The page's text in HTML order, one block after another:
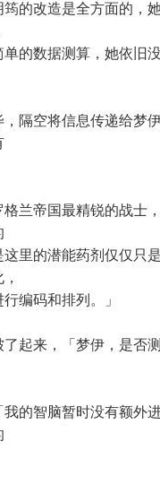
改造是全方面的，
的数据测算，她依旧
空将信息传递给梦
帝国最精锐的战士
里的潜能药剂仅仅只
编码和排列。」
来，「梦伊，是否
智脑暂时没有额外